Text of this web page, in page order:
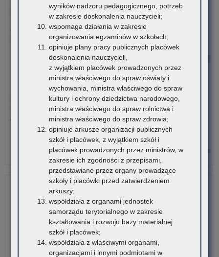
Możliwość wykorzystania Platformy do diagnozy
Zakończyły się prace związane z modyfikacją i optymalizacją
systemu związanego…
28 lipca 2026
Zatrudnianie za zgodą Małopolskiego Kuratora Oświaty –
komunikat organizacyjny
W związku z dużą liczbą wniosków o wyrażenie zgody
Małopolskiego…
Czytaj więcej
wyników nadzoru pedagogicznego, potrzeb
w zakresie doskonalenia nauczycieli;
wspomaga działania w zakresie
organizowania egzaminów w szkołach;
opiniuje plany pracy publicznych placówek
doskonalenia nauczycieli,
z wyjątkiem placówek prowadzonych przez
ministra właściwego do spraw oświaty i
wychowania, ministra właściwego do spraw
kultury i ochrony dziedzictwa narodowego,
ministra właściwego do spraw rolnictwa i
ministra właściwego do spraw zdrowia;
opiniuje arkusze organizacji publicznych
szkół i placówek, z wyjątkiem szkół i
placówek prowadzonych przez ministrów, w
zakresie ich zgodności z przepisami,
przedstawiane przez organy prowadzące
szkoły i placówki przed zatwierdzeniem
arkuszy;
współdziała z organami jednostek
samorządu terytorialnego w zakresie
kształtowania i rozwoju bazy materialnej
szkół i placówek;
współdziała z właściwymi organami,
organizacjami i innymi podmiotami w